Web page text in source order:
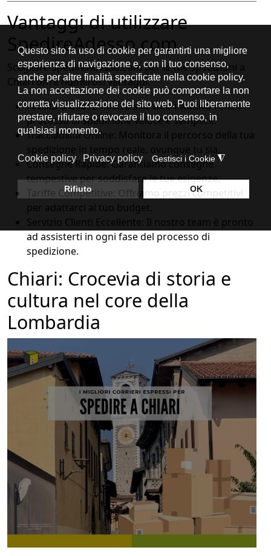
Vantaggi di utilizzare
SpedireAdesso.com
Scegliere SpedireAdesso.com per le tue spedizioni a
Chiari offre numerosi vantaggi:
Facilità d'Uso: Il nostro sito web intuitivo rende il
processo di spedizione veloce e semplice.
Tracciabilità Online: Monitora il percorso della tua
spedizione in tempo reale, ovunque tu sia.
Consegne Rapide: Garantiamo consegne
tempestive per soddisfare le tue esigenze.
Tariffe Competitive: Offriamo prezzi competitivi
per adattarci al tuo budget.
Servizio Clienti Eccellente: Il nostro team è pronto
ad assisterti in ogni fase del processo di
spedizione.
Chiari: Crocevia di storia e
cultura nel core della
Lombardia